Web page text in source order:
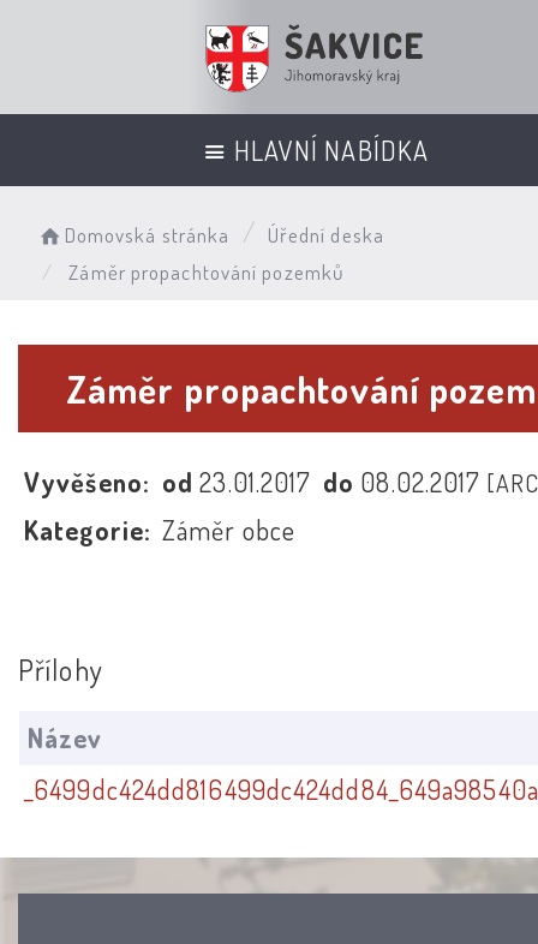
HLAVNÍ NABÍDKA
Domovská stránka
Úřední deska
Záměr propachtování pozemků
Záměr propachtování
Vyvěšeno: od23.01.2017 do 08.02.2017
Kategorie: Záměr obce
Přílohy
Název